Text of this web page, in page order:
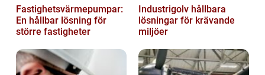
Fastighetsvärmepumpar:
En hållbar lösning för
större fastigheter
Industrigolv hållbara
lösningar för krävande
miljöer